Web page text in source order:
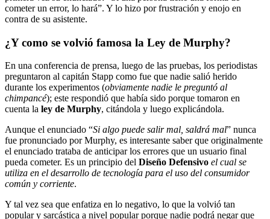
cometer un error, lo hará”. Y lo hizo por frustración y enojo en
contra de su asistente.
¿Y como se volvió famosa la Ley de Murphy?
En una conferencia de prensa, luego de las pruebas, los periodistas
preguntaron al capitán Stapp como fue que nadie salió herido
durante los experimentos (obviamente nadie le preguntó al
chimpancé); este respondió que había sido porque tomaron en
cuenta la ley de Murphy, citándola y luego explicándola.
Aunque el enunciado “Si algo puede salir mal, saldrá mal” nunca
fue pronunciado por Murphy, es interesante saber que originalmente
el enunciado trataba de anticipar los errores que un usuario final
pueda cometer. Es un principio del Diseño Defensivo el cual se
utiliza en el desarrollo de tecnología para el uso del consumidor
común y corriente.
Y tal vez sea que enfatiza en lo negativo, lo que la volvió tan
popular y sarcástica a nivel popular porque nadie podrá negar que